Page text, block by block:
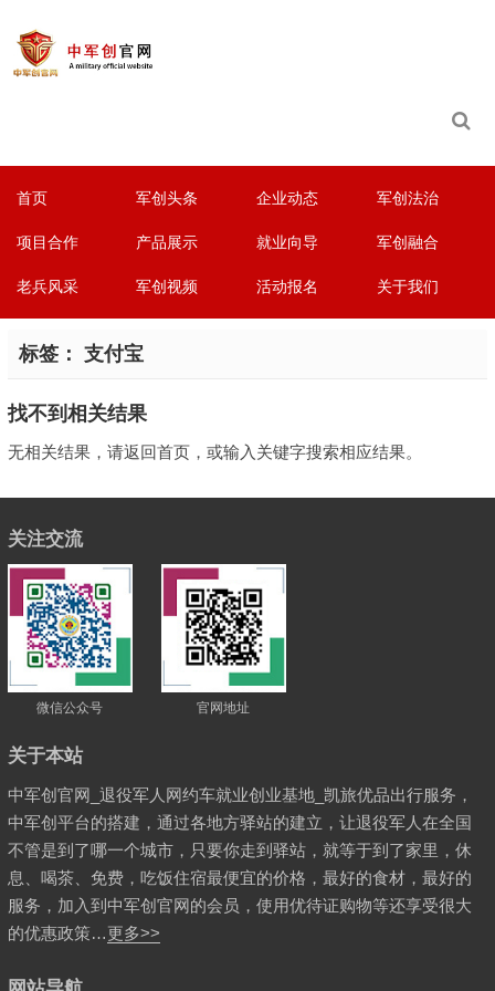
首页 军创头条 企业动态 军创法治
项目合作 产品展示 就业向导 军创融合
老兵风采 军创视频 活动报名 关于我们
标签： 支付宝
找不到相关结果
无相关结果，请返回首页，或输入关键字搜索相应结果。
关注交流
微信公众号 官网地址
关于本站
中军创官网_退役军人网约车就业创业基地_凯旅优品出行服务，
中军创平台的搭建，通过各地方驿站的建立，让退役军人在全国
不管是到了哪一个城市，只要你走到驿站，就等于到了家里，休
息、喝茶、免费，吃饭住宿最便宜的价格，最好的食材，最好的
服务，加入到中军创官网的会员，使用优待证购物等还享受很大
的优惠政策…更多>>